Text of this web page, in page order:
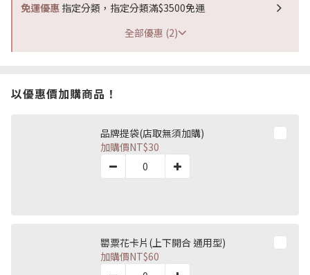
免運優惠 指定分類，指定分類滿$3500免運
全部優惠 (2)
以優惠價加購商品！
品牌提袋(店取無須加購)
加購價NT$30
罌粟花卡片(上下開合 通用型)
加購價NT$60